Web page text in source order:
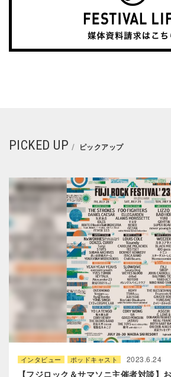
PICKED UP ピックアップ
インタビュー ポッドキャスト 2023.6.24
【フジロック＆サマソニ主催者対談】